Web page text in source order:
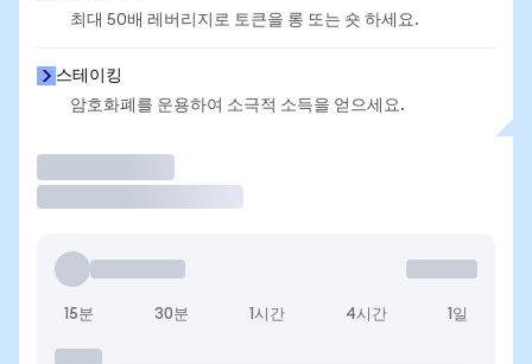
최대 50배 레버리지로 토큰을 롱 또는 숏 하세요.
스테이킹
암호화폐를 운용하여 소극적 소득을 얻으세요.
15분 30분 1시간 4시간 1일